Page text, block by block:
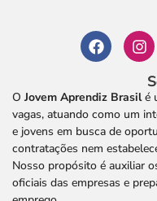
O Jovem Aprendiz Brasilé
vagas, atuando como um
e jovens em busca de
contratações nem
Nosso propósito é auxiliar
oficiais das empresas e